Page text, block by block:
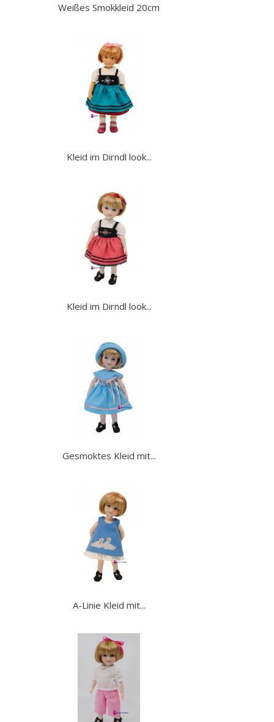
Weißes Smokkleid 20cm
Kleid im Dirndl look...
Kleid im Dirndl look...
Gesmoktes Kleid mit...
A-Linie Kleid mit...